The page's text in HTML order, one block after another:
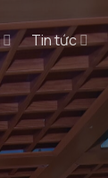
Tin tức